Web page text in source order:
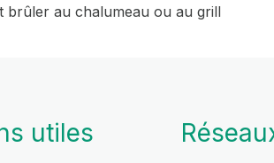
brûler au chalumeau ou au grill
utiles